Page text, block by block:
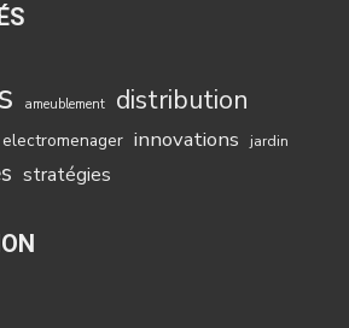
ameublement distribution
electromenager innovations jardin
stratégies